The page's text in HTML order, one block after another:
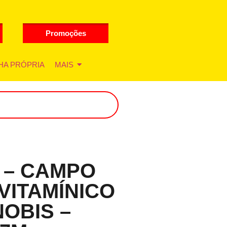
Promoções
PRÓPRIA MAIS
CAMPO
–